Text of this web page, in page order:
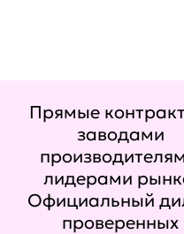
Прямые
заводами
лидерами
Официальный
проверенных